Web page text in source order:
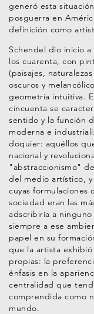
generó esta
posguerra en
definición como
Schendel dio inicio
los cuarenta, con
(paisajes,
oscuros y
geometría intuitiva.
cincuenta se
sentido y la función
moderna e
doquier: aquéllos
nacional y
"abstraccionismo"
del medio artístico,
cuyas formulaciones
sociedad eran las
adscribiría a
siempre a ese
papel en su
que la artista
propias: la
énfasis en la
centralidad que
comprendida como
mundo.